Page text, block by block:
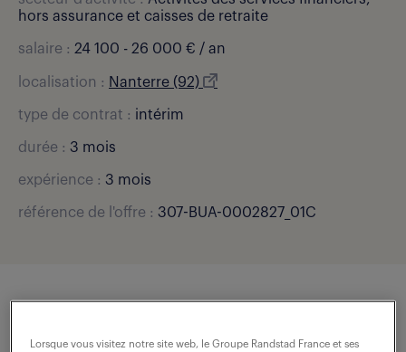
hors assurance et caisses de retraite
salaire : 24 100 - 26 000 € / an
localisation : Nanterre (92)
type de contrat : intérim
durée : 3 mois
expérience : 3 mois
référence de l'offre : 307-BUA-0002827_01C
description du poste
Lorsque vous visitez notre site web, le Groupe Randstad France et ses